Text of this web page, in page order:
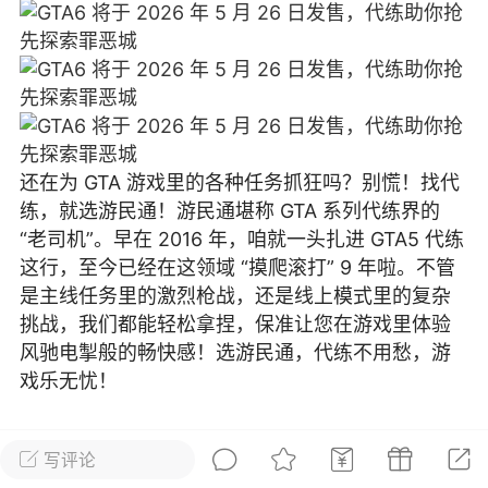
彩虹六号
游戏商城 每日签到 每日排行
游民通 Lv.13
版主
19 23:03
电脑端 问题解决
我在商城购买的虚拟产品显示自动发
在那里查看卡密？
发货的商品在那里查看卡密？答：查看
：下单以后在右边消息栏查看卡密，或
写评论
还在为 GTA 游戏里的各种任务抓狂吗？别慌！找代
练，就选游民通！游民通堪称 GTA 系列代练界的
“老司机”。早在 2016 年，咱就一头扎进 GTA5 代练
这行，至今已经在这领域 “摸爬滚打” 9 年啦。不管
是主线任务里的激烈枪战，还是线上模式里的复杂
挑战，我们都能轻松拿捏，保准让您在游戏里体验
风驰电掣般的畅快感！选游民通，代练不用愁，游
戏乐无忧！